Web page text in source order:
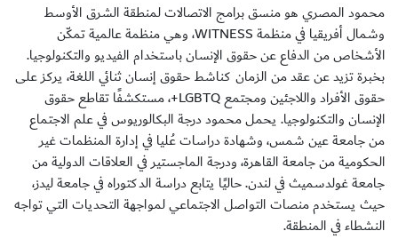
محمود المصري هو منسق برامج الاتصالات لمنطقة الشرق الأوسط
وشمال أفريقيا في منظمة WITNESS، وهي منظمة عالمية تمكّن
الأشخاص من الدفاع عن حقوق الإنسان باستخدام الفيديو والتكنولوجيا.
بخبرة تزيد عن عقد من الزمان كناشط حقوق إنسان ثنائي اللغة، يركز على
حقوق الأفراد واللاجئين ومجتمع LGBTQ+، مستكشفًا تقاطع حقوق
الإنسان والتكنولوجيا. يحمل محمود درجة البكالوريوس في علم الاجتماع
من جامعة عين شمس، وشهادة دراسات عُليا في إدارة المنظمات غير
الحكومية من جامعة القاهرة، ودرجة الماجستير في العلاقات الدولية من
جامعة غولدسميث في لندن. حاليًا يتابع دراسة الدكتوراه في جامعة ليدز،
حيث يستخدم منصات التواصل الاجتماعي لمواجهة التحديات التي تواجه
النشطاء في المنطقة.